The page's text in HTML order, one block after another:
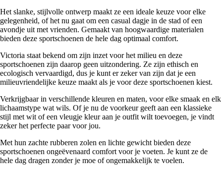
Het slanke, stijlvolle ontwerp maakt ze een ideale keuze voor elke
gelegenheid, of het nu gaat om een casual dagje in de stad of een
avondje uit met vrienden. Gemaakt van hoogwaardige materialen
bieden deze sportschoenen de hele dag optimaal comfort.
Victoria staat bekend om zijn inzet voor het milieu en deze
sportschoenen zijn daarop geen uitzondering. Ze zijn ethisch en
ecologisch vervaardigd, dus je kunt er zeker van zijn dat je een
milieuvriendelijke keuze maakt als je voor deze sportschoenen kiest.
Verkrijgbaar in verschillende kleuren en maten, voor elke smaak en elk
lichaamstype wat wils. Of je nu de voorkeur geeft aan een klassieke
stijl met wit of een vleugje kleur aan je outfit wilt toevoegen, je vindt
zeker het perfecte paar voor jou.
Met hun zachte rubberen zolen en lichte gewicht bieden deze
sportschoenen ongeëvenaard comfort voor je voeten. Je kunt ze de
hele dag dragen zonder je moe of ongemakkelijk te voelen.